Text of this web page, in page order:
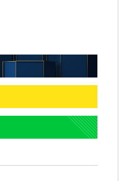
방은희, 母 고독사에 오열 "이
만에 발견"
…"
"바지 벗고 앞뒤로 돌아야 했다"…탈북민 김
아, 기쁨조 검사 수치심 회상